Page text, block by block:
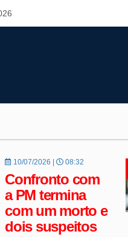
10/07/2026 | 08:32
Confronto com
a PM termina
com um morto e
dois suspeitos